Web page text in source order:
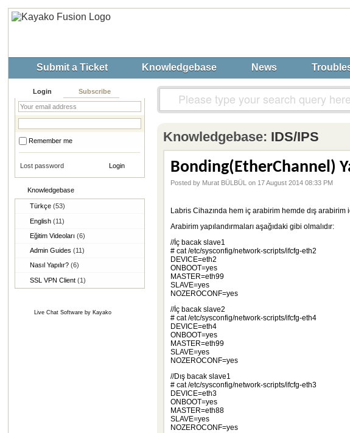
Submit a Ticket Knowledgebase News
Login Subscribe
Remember me
Lost password
Knowledgebase
Türkçe (53)
English (11)
Eğitim Videoları (6)
Admin Guides (11)
Nasıl Yapılır? (6)
SSL VPN Client (1)
Live Chat Softwareby Kayako
Knowledgebase: IDS/IPS
Bonding(EtherChannel)
Posted by Murat BÜLBÜL on 17 August 2014 08:33 PM
Labris Cihazında hem iç arabirim hemde dış arabirim
Arabirim yapılandırmaları aşağıdaki gibi olmalıdır:
//İç bacak slave1
# cat /etc/sysconfig/network-scripts/ifcfg-eth2
DEVICE=eth2
ONBOOT=yes
MASTER=eth99
SLAVE=yes
NOZEROCONF=yes
//İç bacak slave2
# cat /etc/sysconfig/network-scripts/ifcfg-eth4
DEVICE=eth4
ONBOOT=yes
MASTER=eth99
SLAVE=yes
NOZEROCONF=yes
//Dış bacak slave1
# cat /etc/sysconfig/network-scripts/ifcfg-eth3
DEVICE=eth3
ONBOOT=yes
MASTER=eth88
SLAVE=yes
NOZEROCONF=yes